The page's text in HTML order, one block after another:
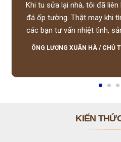
Khi tu sửa lại nhà, tôi đã
đá ốp tường. Thật may khi
các bạn tư vấn nhiệt tình,
lượng tốt, giá hợp
ÔNG LƯƠNG XUÂN HÀ / CHỦ
KIẾN